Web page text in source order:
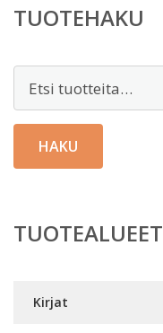
TUOTEHAKU
HAKU
TUOTEALUEET
Kirjat